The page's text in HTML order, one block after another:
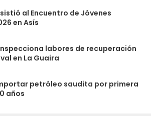
al Encuentro de Jóvenes
en Asís
labores de recuperación
en La Guaira
petróleo saudita por primera
años